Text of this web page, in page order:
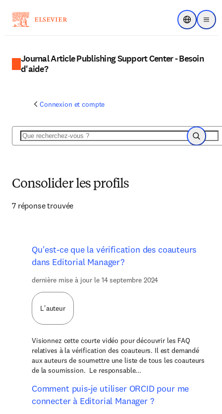
Menu
Choose
Journal Article Publishing Support Center - Besoin
d'aide?
Connexion et compte
Rechercher
Consolider les profils
7 réponse trouvée
Qu'est-ce que la vérification des coauteurs
dans Editorial Manager?
dernière mise à jour le 14 septembre 2024
L'auteur
Visionnez cette courte vidéo pour découvrir les FAQ
relatives à la vérification des coauteurs. Il est demandé
aux auteurs de soumettre une liste de tous les coauteurs
de la soumission. Le responsable...
Comment puis-je utiliser ORCID pour me
connecter à Editorial Manager ?